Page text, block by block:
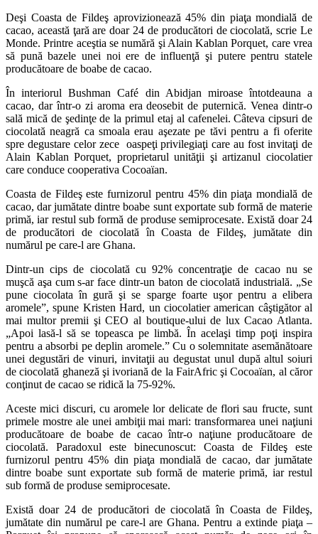
Deşi Coasta de Fildeş aprovizionează 45% din piaţa mondială de
cacao, această ţară are doar 24 de producători de ciocolată, scrie Le
Monde. Printre aceştia se numără şi Alain Kablan Porquet, care vrea
să pună bazele unei noi ere de influenţă şi putere pentru statele
producătoare de boabe de cacao.
În interiorul Bushman Café din Abidjan miroase întotdeauna a
cacao, dar într-o zi aroma era deosebit de puternică. Venea dintr-o
sală mică de şedinţe de la primul etaj al cafenelei. Câteva cipsuri de
ciocolată neagră ca smoala erau aşezate pe tăvi pentru a fi oferite
spre degustare celor zece oaspeţi privilegiaţi care au fost invitaţi de
Alain Kablan Porquet, proprietarul unităţii şi artizanul ciocolatier
care conduce cooperativa Cocoaïan.
Coasta de Fildeş este furnizorul pentru 45% din piaţa mondială de
cacao, dar jumătate dintre boabe sunt exportate sub formă de materie
primă, iar restul sub formă de produse semiprocesate. Există doar 24
de producători de ciocolată în Coasta de Fildeş, jumătate din
numărul pe care-l are Ghana.
Dintr-un cips de ciocolată cu 92% concentraţie de cacao nu se
muşcă aşa cum s-ar face dintr-un baton de ciocolată industrială. „Se
pune ciocolata în gură şi se sparge foarte uşor pentru a elibera
aromele”, spune Kristen Hard, un ciocolatier american câştigător al
mai multor premii şi CEO al boutique-ului de lux Cacao Atlanta.
„Apoi lasă-l să se topeasca pe limbă. În acelaşi timp poţi inspira
pentru a absorbi pe deplin aromele.” Cu o solemnitate asemănătoare
unei degustări de vinuri, invitaţii au degustat unul după altul soiuri
de ciocolată ghaneză şi ivoriană de la FairAfric şi Cocoaïan, al căror
conţinut de cacao se ridică la 75-92%.
Aceste mici discuri, cu aromele lor delicate de flori sau fructe, sunt
primele mostre ale unei ambiţii mai mari: transformarea unei naţiuni
producătoare de boabe de cacao într-o naţiune producătoare de
ciocolată. Paradoxul este binecunoscut: Coasta de Fildeş este
furnizorul pentru 45% din piaţa mondială de cacao, dar jumătate
dintre boabe sunt exportate sub formă de materie primă, iar restul
sub formă de produse semiprocesate.
Există doar 24 de producători de ciocolată în Coasta de Fildeş,
jumătate din numărul pe care-l are Ghana. Pentru a extinde piaţa –